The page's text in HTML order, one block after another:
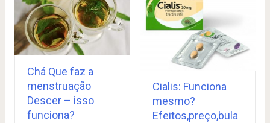
Chá Que faz a
menstruação
Descer – isso
funciona?
Cialis: Funciona
mesmo?
Efeitos,preço,bula